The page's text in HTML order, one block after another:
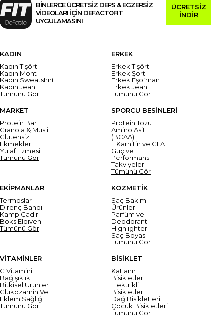
BİNLERCE ÜCRETSİZ DERS & EGZERSİZ
VİDEOLARI İÇİN DEFACTOFIT
UYGULAMASINI
ÜCRETSİZ
İNDİR
KADIN
Kadın Tişört
Kadın Mont
Kadın Sweatshirt
Kadın Jean
Tümünü Gör
ERKEK
Erkek Tişört
Erkek Şort
Erkek Eşofman
Erkek Jean
Tümünü Gör
MARKET
Protein Bar
Granola & Müsli
Glutensiz
Ekmekler
Yulaf Ezmesi
Tümünü Gör
SPORCU BESİNLERİ
Protein Tozu
Amino Asit
(BCAA)
L Karnitin ve CLA
Güç ve
Performans
Takviyeleri
Tümünü Gör
EKİPMANLAR
Termoslar
Direnç Bandı
Kamp Çadırı
Boks Eldiveni
Tümünü Gör
KOZMETİK
Saç Bakım
Ürünleri
Parfüm ve
Deodorant
Highlighter
Saç Boyası
Tümünü Gör
VİTAMİNLER
C Vitamini
Bağışıklık
Bitkisel Ürünler
Glukozamin Ve
Eklem Sağlığı
Tümünü Gör
BİSİKLET
Katlanır
Bisikletler
Elektrikli
Bisikletler
Dağ Bisikletleri
Çocuk Bisikletleri
Tümünü Gör